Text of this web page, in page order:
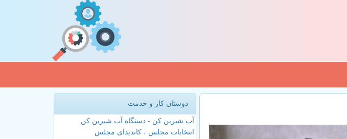
دوستان کار و خدمت
آب شیرین کن - دستگاه آب شیرین کن
انتخابات مجلس ، کاندیدای مجلس